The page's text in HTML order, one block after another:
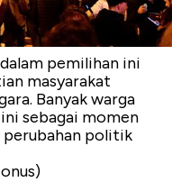
pemilihan ini
masyarakat
Banyak warga
sebagai momen
perubahan politik